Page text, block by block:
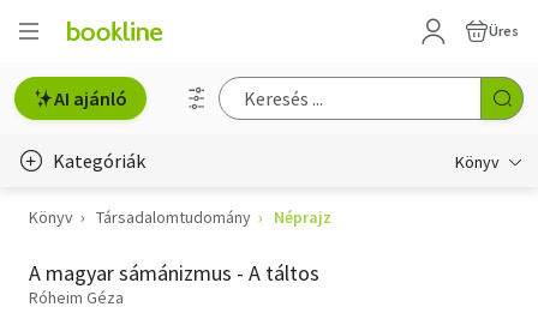
Üres
AI ajánló
Kategóriák Könyv
Életmód, egészség
Erotika
Könyv Társadalomtudomány Néprajz
A magyar sámánizmus - A táltos
Róheim Géza